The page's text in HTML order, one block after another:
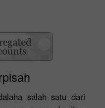
salah satu dari